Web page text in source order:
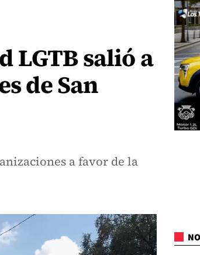
LGTB salió a
de San
a favor de la